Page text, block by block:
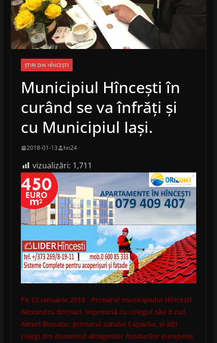
ȘTIRI DIN HÎNCEȘTI
Municipiul Hîncești în
curând se va înfrăți și
cu Municipiul Iași.
2018-01-13 hn24
vizualizări: 1,711
Pe 12 ianuarie 2018 , Primarul municipiului Hîncești
Alexandru Botnari, împreună cu colegul său d.nul
Alexei Busuioc, primarul satului Capaclia, și alți
colegi din domeniul atragerilor fondurilor europene